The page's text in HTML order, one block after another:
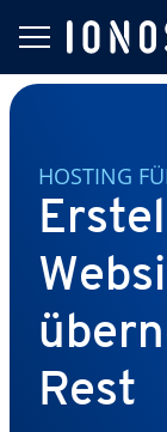
HOSTING
Rest